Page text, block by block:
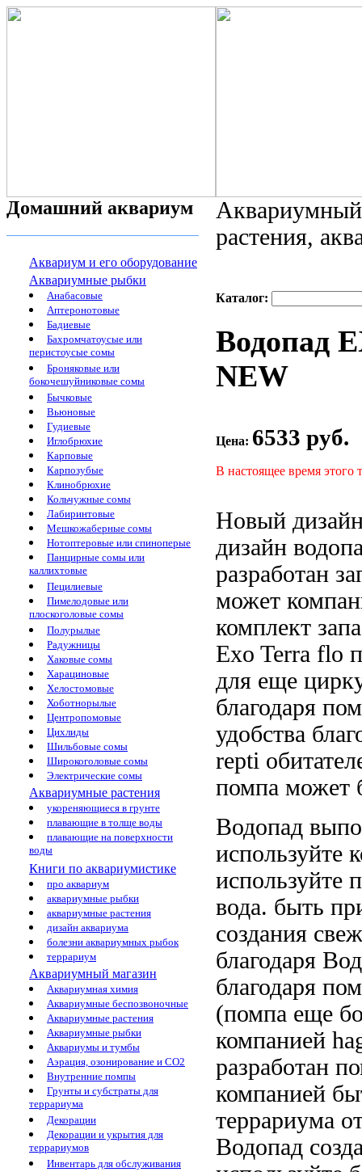
Домашний аквариум
Аквариум и его оборудование
Аквариумные рыбки
Анабасовые
Аптеронотовые
Бадиевые
Бахромчатоусые или
перистоусые сомы
Броняковые или
бокочешуйниковые сомы
Бычковые
Вьюновые
Гудиевые
Иглобрюхие
Карповые
Карпозубые
Клинобрюхие
Кольчужные сомы
Лабиринтовые
Мешкожаберные сомы
Нотоптеровые или спиноперые
Панцирные сомы или
каллихтовые
Пецилиевые
Пимелодовые или
плоскоголовые сомы
Полурылые
Радужницы
Хаковые сомы
Харациновые
Хелостомовые
Хоботнорылые
Центропомовые
Цихлиды
Шильбовые сомы
Широкоголовые сомы
Электрические сомы
Аквариумные растения
укореняющиеся в грунте
плавающие в толще воды
плавающие на поверхности
воды
Книги по аквариумистике
про аквариум
аквариумные рыбки
аквариумные растения
дизайн аквариума
болезни аквариумных рыбок
террариум
Аквариумный магазин
Аквариумная химия
Аквариумные беспозвоночные
Аквариумные растения
Аквариумные рыбки
Аквариумы и тумбы
Аэрация, озонирование и CO2
Внутренние помпы
Грунты и субстраты для
террариума
Декорации
Декорации и укрытия для
террариумов
Инвентарь для обслуживания
растения,
Каталог:
Водопад
NEW
Цена: 6533 руб.
В настоящее время этого
Новый
дизайн
разработан
может
комплект
Exo Terra flo
для еще
благодаря
удобства
repti
помпа может
Водопад
используйте
используйте
вода. быть
создания
благодаря
благодаря
(помпа еще
компанией
разработан
компанией
террариума
Водопад